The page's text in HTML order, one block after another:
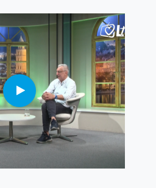
kineziologije.